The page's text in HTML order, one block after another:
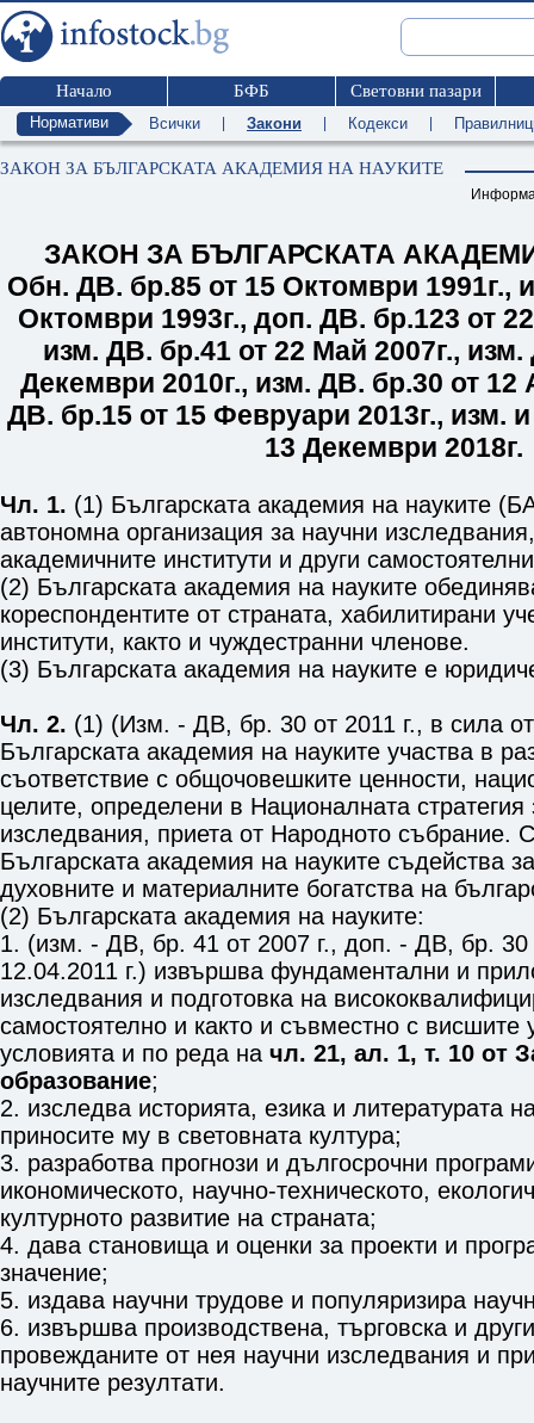
Начало БФБ Световни пазари
Нормативи Всички Закони Кодекси
ЗАКОН ЗА БЪЛГАРСКАТА АКАДЕМИЯ НА НАУКИТЕ
ЗАКОН ЗА БЪЛГАРСКАТА
Обн. ДВ. бр.85от 15 Октомври 1991г.,
Октомври 1993г., доп. ДВ. бр.123 от
изм. ДВ. бр.41от 22 Май 2007г., изм.
Декември 2010г., изм. ДВ. бр.30 от 12
ДВ. бр.15 от 15 Февруари 2013г., изм.
13 Декември 2018г.
Чл. 1. (1) Българската академия на науките
автономна организация за научни
академичните институти и други
(2) Българската академия на науките
кореспондентите от страната, хабилитирани
институти, както и чуждестранни членове.
(3) Българската академия на науките е
Чл. 2. (1) (Изм. - ДВ, бр. 30 от 2011 г., в сила
Българската академия на науките участва в
съответствие с общочовешките ценности,
целите, определени в Националната стратегия
изследвания, приета от Народното събрание.
Българската академия на науките съдейства
духовните и материалните богатства на
(2) Българската академия на науките:
1. (изм. - ДВ, бр. 41 от 2007 г., доп. - ДВ, бр. 30
12.04.2011 г.) извършва фундаментални и
изследвания и подготовка на
самостоятелно и както и съвместно с висшите
условията и по реда на чл. 21, ал. 1, т. 10 от
образование;
2. изследва историята, езика и литературата
приносите му в световната култура;
3. разработва прогнози и дългосрочни
икономическото, научно-техническото,
културното развитие на страната;
4. дава становища и оценки за проекти и
значение;
5. издава научни трудове и популяризира
6. извършва производствена, търговска и
провежданите от нея научни изследвания и
научните резултати.